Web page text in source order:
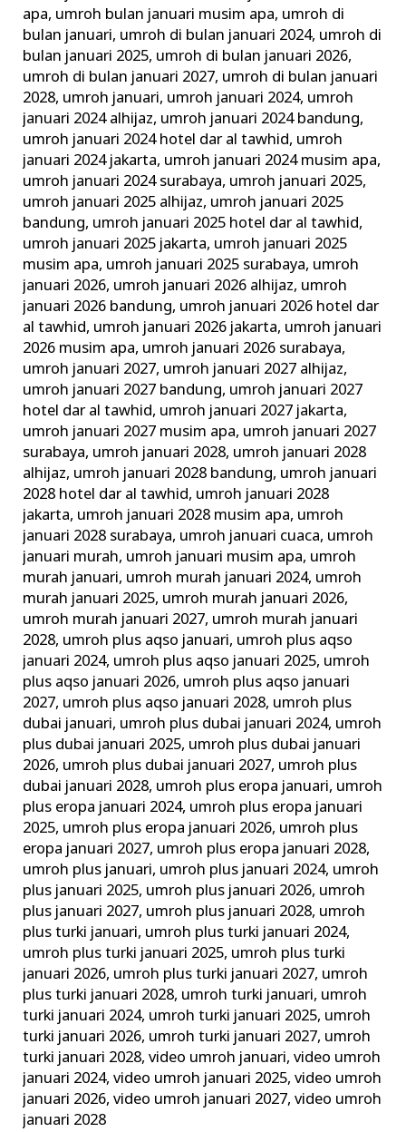
apa, umroh bulan januari musim apa, umroh di
bulan januari, umroh di bulan januari 2024, umroh di
bulan januari 2025, umroh di bulan januari 2026,
umroh di bulan januari 2027, umroh di bulan januari
2028, umroh januari, umroh januari 2024, umroh
januari 2024 alhijaz, umroh januari 2024 bandung,
umroh januari 2024 hotel dar al tawhid, umroh
januari 2024 jakarta, umroh januari 2024 musim apa,
umroh januari 2024 surabaya, umroh januari 2025,
umroh januari 2025 alhijaz, umroh januari 2025
bandung, umroh januari 2025 hotel dar al tawhid,
umroh januari 2025 jakarta, umroh januari 2025
musim apa, umroh januari 2025 surabaya, umroh
januari 2026, umroh januari 2026 alhijaz, umroh
januari 2026 bandung, umroh januari 2026 hotel dar
al tawhid, umroh januari 2026 jakarta, umroh januari
2026 musim apa, umroh januari 2026 surabaya,
umroh januari 2027, umroh januari 2027 alhijaz,
umroh januari 2027 bandung, umroh januari 2027
hotel dar al tawhid, umroh januari 2027 jakarta,
umroh januari 2027 musim apa, umroh januari 2027
surabaya, umroh januari 2028, umroh januari 2028
alhijaz, umroh januari 2028 bandung, umroh januari
2028 hotel dar al tawhid, umroh januari 2028
jakarta, umroh januari 2028 musim apa, umroh
januari 2028 surabaya, umroh januari cuaca, umroh
januari murah, umroh januari musim apa, umroh
murah januari, umroh murah januari 2024, umroh
murah januari 2025, umroh murah januari 2026,
umroh murah januari 2027, umroh murah januari
2028, umroh plus aqso januari, umroh plus aqso
januari 2024, umroh plus aqso januari 2025, umroh
plus aqso januari 2026, umroh plus aqso januari
2027, umroh plus aqso januari 2028, umroh plus
dubai januari, umroh plus dubai januari 2024, umroh
plus dubai januari 2025, umroh plus dubai januari
2026, umroh plus dubai januari 2027, umroh plus
dubai januari 2028, umroh plus eropa januari, umroh
plus eropa januari 2024, umroh plus eropa januari
2025, umroh plus eropa januari 2026, umroh plus
eropa januari 2027, umroh plus eropa januari 2028,
umroh plus januari, umroh plus januari 2024, umroh
plus januari 2025, umroh plus januari 2026, umroh
plus januari 2027, umroh plus januari 2028, umroh
plus turki januari, umroh plus turki januari 2024,
umroh plus turki januari 2025, umroh plus turki
januari 2026, umroh plus turki januari 2027, umroh
plus turki januari 2028, umroh turki januari, umroh
turki januari 2024, umroh turki januari 2025, umroh
turki januari 2026, umroh turki januari 2027, umroh
turki januari 2028,video umroh januari,video umroh
januari 2024,video umroh januari 2025,video umroh
januari 2026,video umroh januari 2027,video umroh
januari 2028